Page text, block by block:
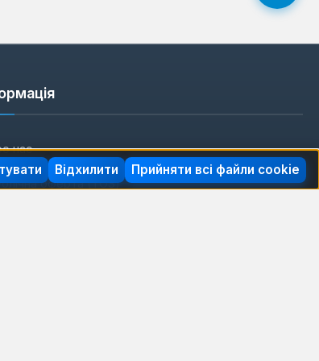
нас
оферта (TOS)
Відхилити Прийняти всі файли cookie